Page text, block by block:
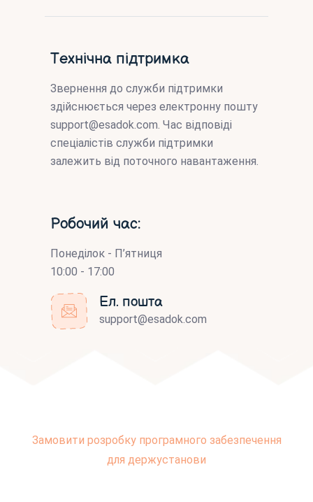
Технічна підтримка
Звернення до служби підтримки
здійснюється через електронну пошту
support@esadok.com. Час відповіді
спеціалістів служби підтримки
залежить від поточного навантаження.
Робочий час:
Понеділок - П’ятниця
10:00 - 17:00
Ел. пошта
support@esadok.com
Замовити розробку програмного забезпечення
для держустанови